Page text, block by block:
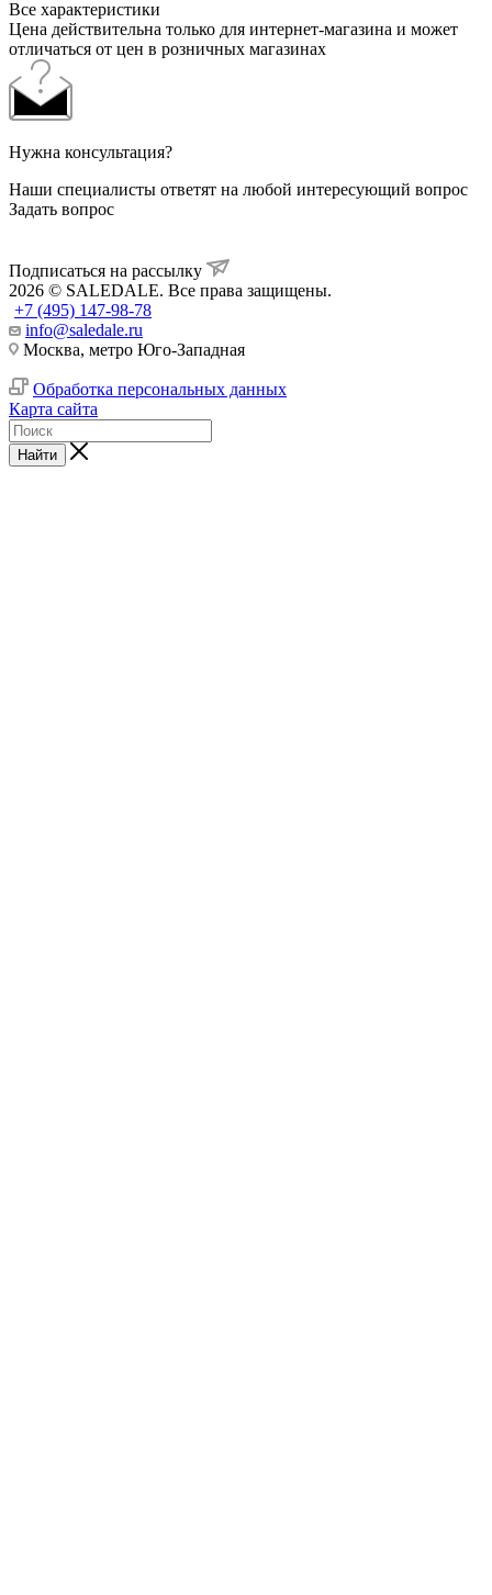
Все характеристики
Цена действительна только для интернет-магазина и может
отличаться от цен в розничных магазинах
Нужна консультация?
Наши специалисты ответят на любой интересующий вопрос
Задать вопрос
Подписаться на рассылку
2026 © SALEDALE. Все права защищены.
+7 (495) 147-98-78
info@saledale.ru
Москва, метро Юго-Западная
Обработка персональных данных
Карта сайта
Найти